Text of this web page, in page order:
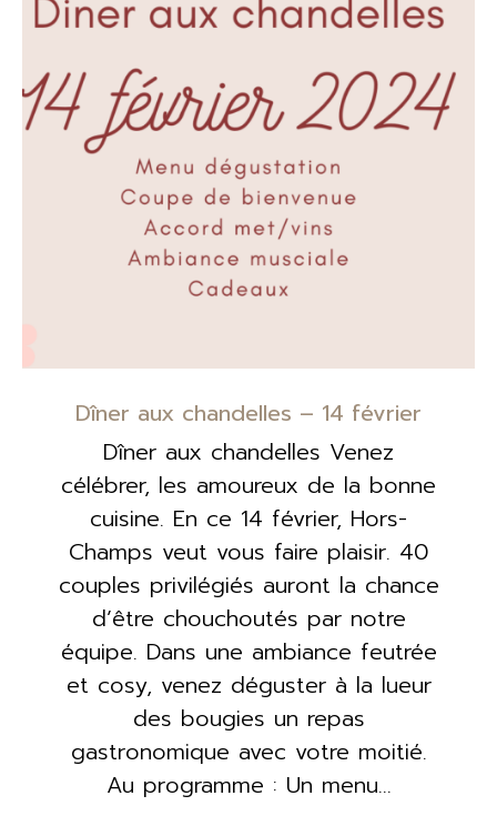
Dîner aux chandelles – 14 février
Dîner aux chandelles Venez
célébrer, les amoureux de la bonne
cuisine. En ce 14 février, Hors-
Champs veut vous faire plaisir. 40
couples privilégiés auront la chance
d’être chouchoutés par notre
équipe. Dans une ambiance feutrée
et cosy, venez déguster à la lueur
des bougies un repas
gastronomique avec votre moitié.
Au programme : Un menu…